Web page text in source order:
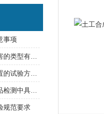
事项
荧光紫外灯加速耐气候试验箱危害的类型有哪些？
金属波纹管弯曲后抗渗漏试验装置的试验方法介绍
炭黑含量测定仪在质量控制和产品检测中具有重要意义
规范要求